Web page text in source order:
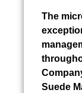
The
Suede